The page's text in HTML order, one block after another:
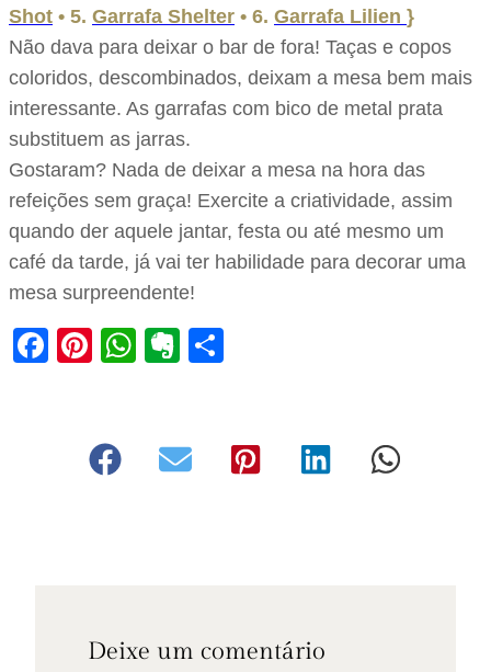
Shot • 5. Garrafa Shelter • 6. Garrafa Lilien }
Não dava para deixar o bar de fora! Taças e copos
coloridos, descombinados, deixam a mesa bem mais
interessante. As garrafas com bico de metal prata
substituem as jarras.
Gostaram? Nada de deixar a mesa na hora das
refeições sem graça! Exercite a criatividade, assim
quando der aquele jantar, festa ou até mesmo um
café da tarde, já vai ter habilidade para decorar uma
mesa surpreendente!
Facebook
Pinterest
WhatsApp
Evernote
Deixe um comentário